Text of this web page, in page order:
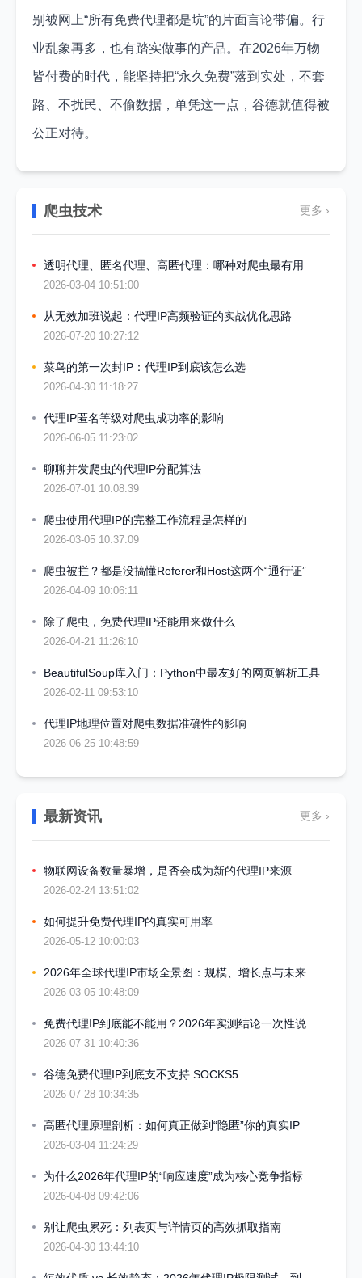
别被网上“所有免费代理都是坑”的片面言论带偏。行
业乱象再多，也有踏实做事的产品。在2026年万物
皆付费的时代，能坚持把“永久免费”落到实处，不套
路、不扰民、不偷数据，单凭这一点，谷德就值得被
公正对待。
爬虫技术 更多 ›
透明代理、匿名代理、高匿代理：哪种对爬虫最有用
2026-03-04 10:51:00
从无效加班说起：代理IP高频验证的实战优化思路
2026-07-20 10:27:12
菜鸟的第一次封IP：代理IP到底该怎么选
2026-04-30 11:18:27
代理IP匿名等级对爬虫成功率的影响
2026-06-05 11:23:02
聊聊并发爬虫的代理IP分配算法
2026-07-01 10:08:39
爬虫使用代理IP的完整工作流程是怎样的
2026-03-05 10:37:09
爬虫被拦？都是没搞懂Referer和Host这两个“通行证”
2026-04-09 10:06:11
除了爬虫，免费代理IP还能用来做什么
2026-04-21 11:26:10
BeautifulSoup库入门：Python中最友好的网页解析工具
2026-02-11 09:53:10
代理IP地理位置对爬虫数据准确性的影响
2026-06-25 10:48:59
最新资讯 更多 ›
物联网设备数量暴增，是否会成为新的代理IP来源
2026-02-24 13:51:02
如何提升免费代理IP的真实可用率
2026-05-12 10:00:03
2026-03-05 10:48:09
2026-07-31 10:40:36
谷德免费代理IP到底支不支持 SOCKS5
2026-07-28 10:34:35
高匿代理原理剖析：如何真正做到“隐匿”你的真实IP
2026-03-04 11:24:29
为什么2026年代理IP的“响应速度”成为核心竞争指标
2026-04-08 09:42:06
别让爬虫累死：列表页与详情页的高效抓取指南
2026-04-30 13:44:10